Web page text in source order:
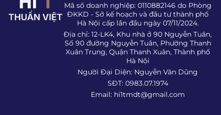
Mã số doanh nghiệp: 0110882146 do Phòng
ĐKKD - Sở kế hoạch và đầu tư thành phố
Hà Nội cấp lần đầu ngày 07/11/2024.
Địa chỉ: 12-LK4, Khu nhà ở 90 Nguyễn Tuân,
Số 90 đường Nguyễn Tuân, Phường Thanh
Xuân Trung, Quận Thanh Xuân, Thành phố
Hà Nội
Người Đại Diện: Nguyễn Văn Dũng
SĐT: 0983.07.1974
Email: hi1tmdt@gmail.com